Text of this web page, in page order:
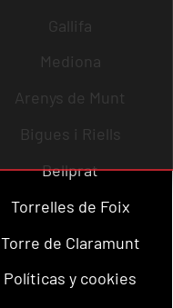
Gallifa
Mediona
Arenys de Munt
Bigues i Riells
Bellprat
Torrelles de Foix
Torre de Claramunt
Políticas y cookies